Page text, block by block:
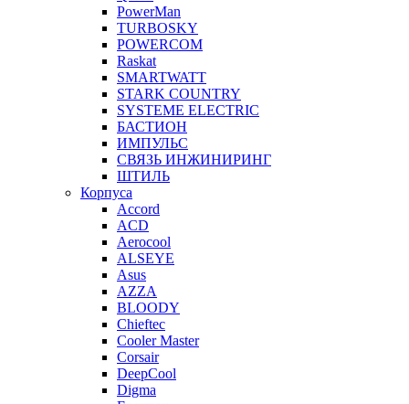
PowerMan
TURBOSKY
POWERCOM
Raskat
SMARTWATT
STARK COUNTRY
SYSTEME ELECTRIC
БАСТИОН
ИМПУЛЬС
СВЯЗЬ ИНЖИНИРИНГ
ШТИЛЬ
Корпуса
Accord
ACD
Aerocool
ALSEYE
Asus
AZZA
BLOODY
Chieftec
Cooler Master
Corsair
DeepCool
Digma